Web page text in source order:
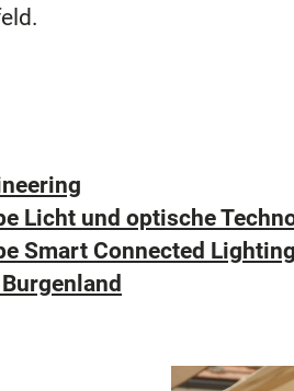
Licht und optische
Smart Connected Lighting